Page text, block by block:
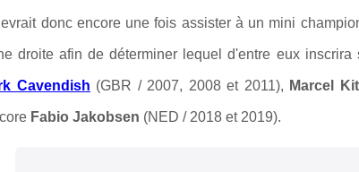
ait donc encore une fois assister à un mini ch
droiteafin de déterminer lequel d'entre eux inscrira
Cavendish (GBR / 2007, 2008 et 2011), Marcel
Fabio Jakobsen (NED / 2018 et 2019).